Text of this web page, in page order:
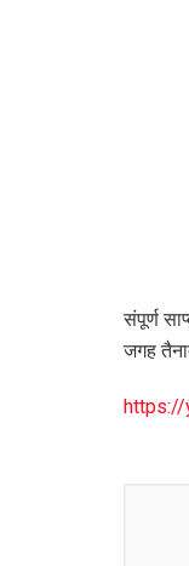
संपूर्ण
जगह
https://